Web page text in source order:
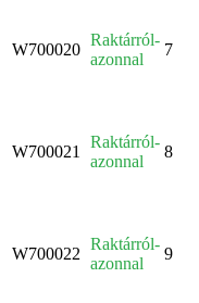
W700020
Raktárról-
azonnal
7
W700021
Raktárról-
azonnal
8
W700022
Raktárról-
azonnal
9